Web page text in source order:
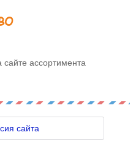
сайте ассортимента
сайта